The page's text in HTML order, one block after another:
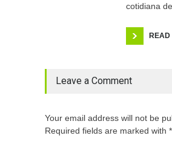
cotidiana
READ
Leave a Comment
Your email address will not be
Required fields are marked with *